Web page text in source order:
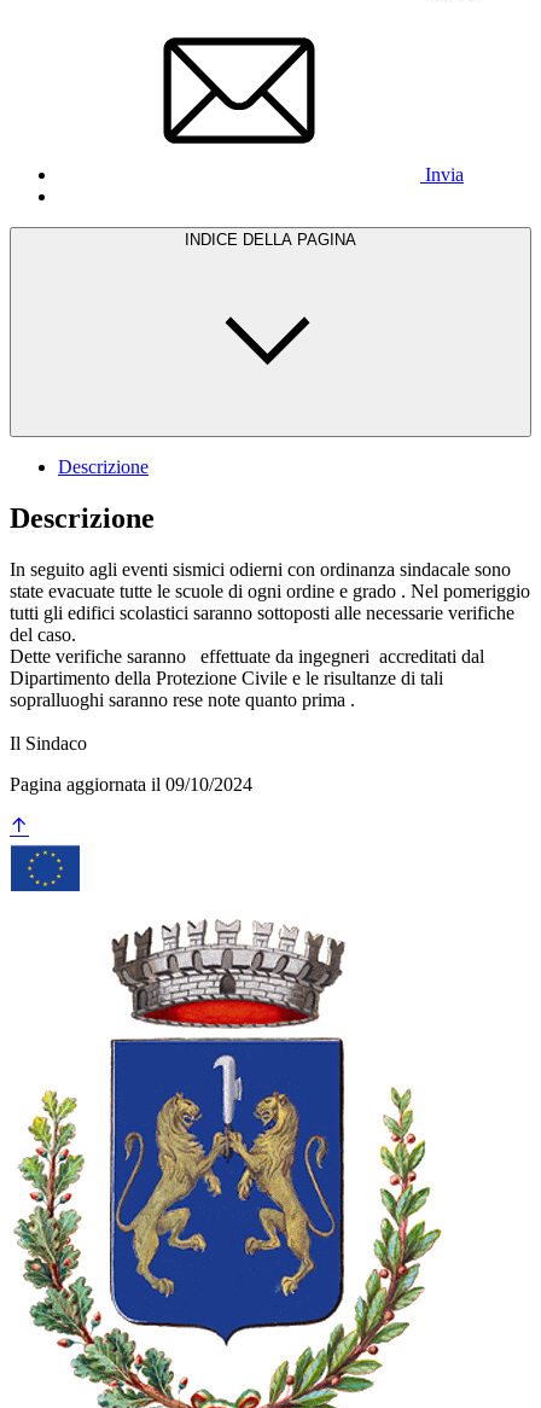
Invia
INDICE DELLA PAGINA
Descrizione
Descrizione
In seguito agli eventi sismici odierni con ordinanza sindacale sono
state evacuate tutte le scuole di ogni ordine e grado . Nel pomeriggio
tutti gli edifici scolastici saranno sottoposti alle necessarie verifiche
del caso.
Dette verifiche saranno effettuate da ingegneri accreditati dal
Dipartimento della Protezione Civile e le risultanze di tali
sopralluoghi saranno rese note quanto prima .
Il Sindaco
Pagina aggiornata il 09/10/2024